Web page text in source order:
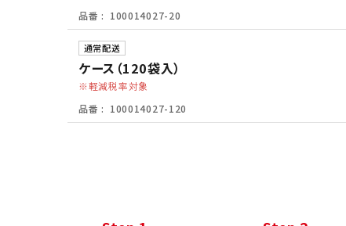
品番
100014027-20
通常配送
ケース（120袋入）
軽減税率対象
品番
100014027-120